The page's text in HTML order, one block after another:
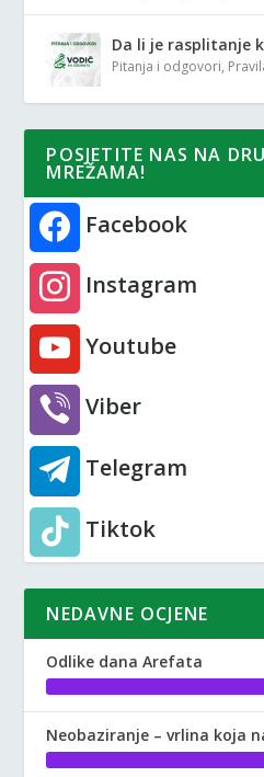
Da li je rasplitanje
Pitanja i odgovori,
POSJETITE NAS NA
MREŽAMA!
Facebook
Instagram
Youtube
Viber
Telegram
Tiktok
NEDAVNE OCJENE
Odlike dana Arefata
Neobaziranje – vrlina koja